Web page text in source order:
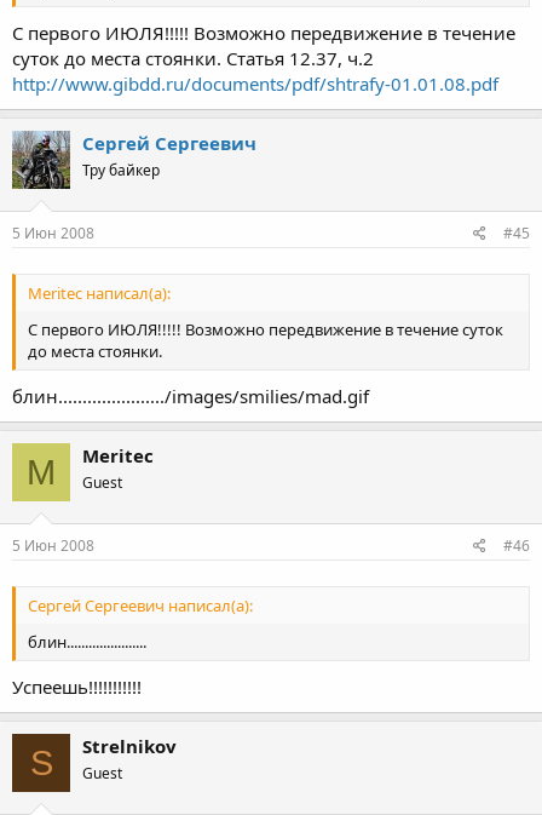
С первого ИЮЛЯ!!!!! Возможно передвижение в течение
суток до места стоянки. Статья 12.37, ч.2
http://www.gibdd.ru/documents/pdf/shtrafy-01.01.08.pdf
Сергей Сергеевич
Тру байкер
5 Июн 2008 #45
Meritec написал(а):
С первого ИЮЛЯ!!!!! Возможно передвижение в течение суток
до места стоянки.
блин....................../images/smilies/mad.gif
M Meritec
Guest
5 Июн 2008 #46
Сергей Сергеевич написал(а):
блин......................
Успеешь!!!!!!!!!!!
S Strelnikov
Guest